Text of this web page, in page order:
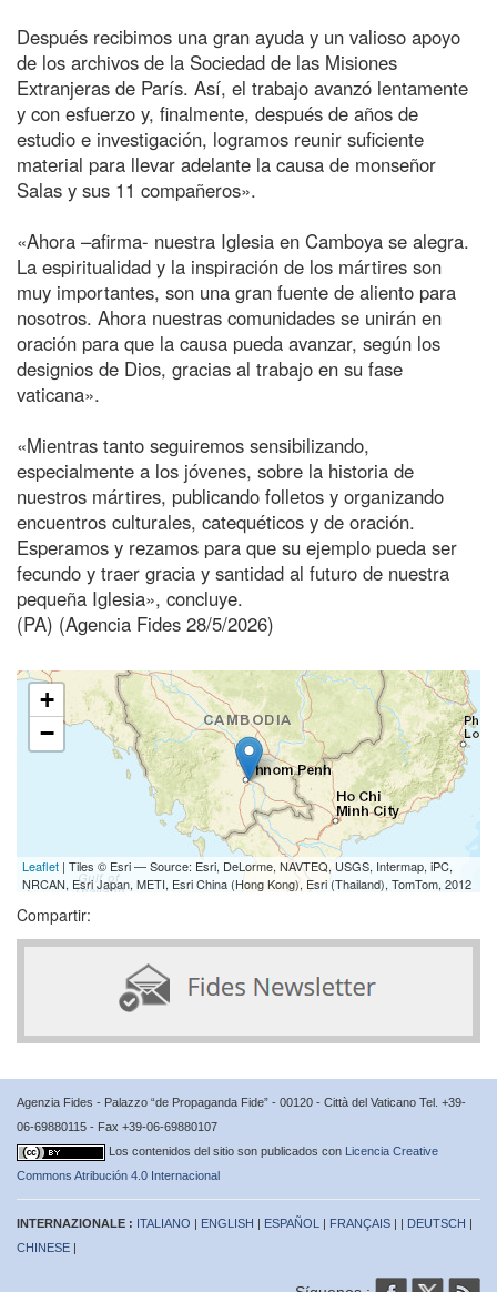
Después recibimos una gran ayuda y un valioso apoyo
de los archivos de la Sociedad de las Misiones
Extranjeras de París. Así, el trabajo avanzó lentamente
y con esfuerzo y, finalmente, después de años de
estudio e investigación, logramos reunir suficiente
material para llevar adelante la causa de monseñor
Salas y sus 11 compañeros».
«Ahora –afirma- nuestra Iglesia en Camboya se alegra.
La espiritualidad y la inspiración de los mártires son
muy importantes, son una gran fuente de aliento para
nosotros. Ahora nuestras comunidades se unirán en
oración para que la causa pueda avanzar, según los
designios de Dios, gracias al trabajo en su fase
vaticana».
«Mientras tanto seguiremos sensibilizando,
especialmente a los jóvenes, sobre la historia de
nuestros mártires, publicando folletos y organizando
encuentros culturales, catequéticos y de oración.
Esperamos y rezamos para que su ejemplo pueda ser
fecundo y traer gracia y santidad al futuro de nuestra
pequeña Iglesia», concluye.
(PA) (Agencia Fides 28/5/2026)
+
−
Leaflet | Tiles © Esri — Source: Esri, DeLorme, NAVTEQ, USGS, Intermap, iPC,
NRCAN, Esri Japan, METI, Esri China (Hong Kong), Esri (Thailand), TomTom, 2012
Compartir:
Agenzia Fides - Palazzo “de Propaganda Fide” - 00120 - Città del Vaticano Tel. +39-
06-69880115 - Fax +39-06-69880107
Los contenidos del sitio son publicados con Licencia Creative
Commons Atribución 4.0 Internacional
INTERNAZIONALE : ITALIANO | ENGLISH | ESPAÑOL | FRANÇAIS | | DEUTSCH |
CHINESE |